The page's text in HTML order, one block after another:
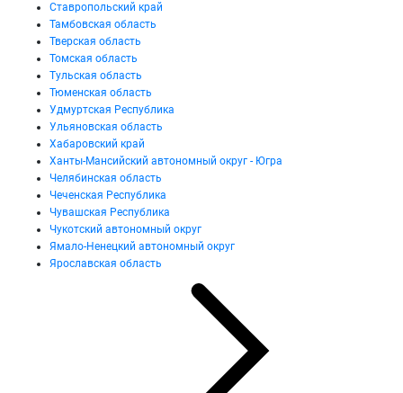
Ставропольский край
Тамбовская область
Тверская область
Томская область
Тульская область
Тюменская область
Удмуртская Республика
Ульяновская область
Хабаровский край
Ханты-Мансийский автономный округ - Югра
Челябинская область
Чеченская Республика
Чувашская Республика
Чукотский автономный округ
Ямало-Ненецкий автономный округ
Ярославская область